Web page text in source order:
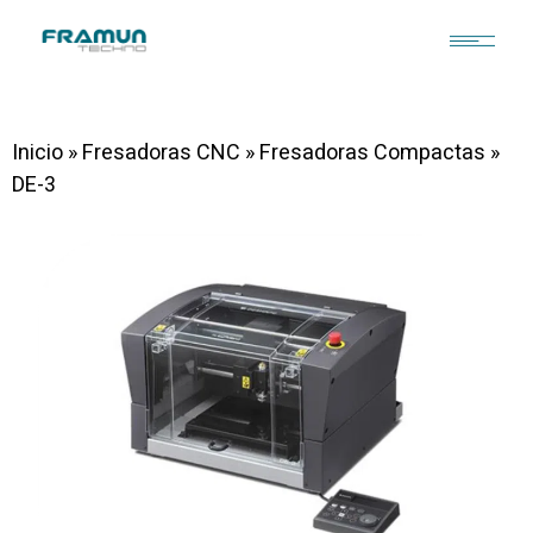
Inicio»Fresadoras CNC »Fresadoras Compactas »
DE-3